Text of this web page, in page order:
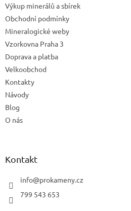
Výkup minerálů a sbírek
Obchodní podmínky
Mineralogické weby
Vzorkovna Praha 3
Doprava a platba
Velkoobchod
Kontakty
Návody
Blog
O nás
Kontakt
info@prokameny.cz
799 543 653